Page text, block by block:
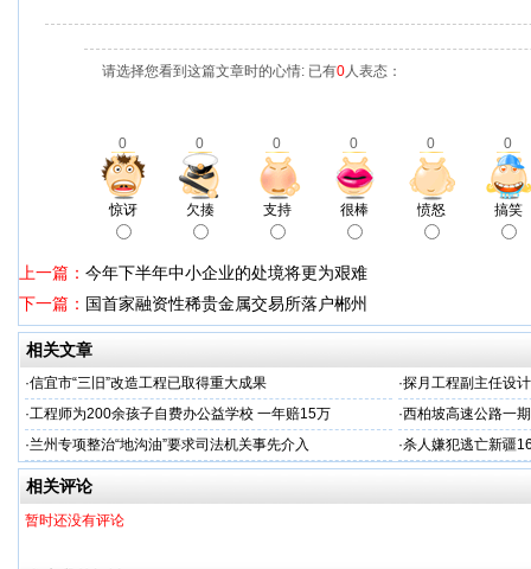
请选择您看到这篇文章时的心情: 已有0人表态：
0 0 0 0 0 0
惊讶 欠揍 支持 很棒 愤怒 搞笑
上一篇： 今年下半年中小企业的处境将更为艰难
下一篇： 国首家融资性稀贵金属交易所落户郴州
相关文章
·信宜市“三旧”改造工程已取得重大成果 ·探月工程副主任设
·工程师为200余孩子自费办公益学校 一年赔15万 ·西柏坡高速公路一
·兰州专项整治“地沟油”要求司法机关事先介入 ·杀人嫌犯逃亡新疆
相关评论
暂时还没有评论